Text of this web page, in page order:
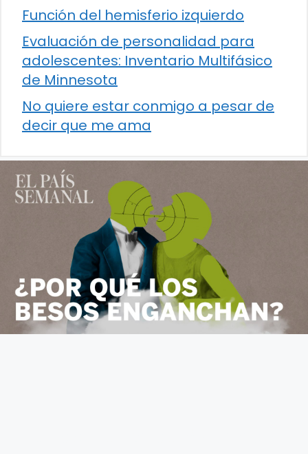
Función del hemisferio izquierdo
Evaluación de personalidad para
adolescentes: Inventario Multifásico
de Minnesota
No quiere estar conmigo a pesar de
decir que me ama